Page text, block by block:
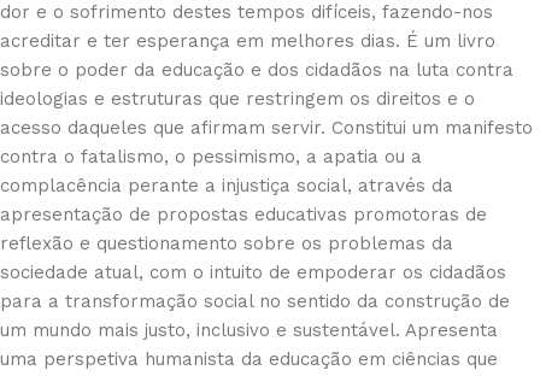
dor e o sofrimento destes tempos difíceis, fazendo-nos
acreditar e ter esperança em melhores dias. É um livro
sobre o poder da educação e dos cidadãos na luta contra
ideologias e estruturas que restringem os direitos e o
acesso daqueles que afirmam servir. Constitui um manifesto
contra o fatalismo, o pessimismo, a apatia ou a
complacência perante a injustiça social, através da
apresentação de propostas educativas promotoras de
reflexão e questionamento sobre os problemas da
sociedade atual, com o intuito de empoderar os cidadãos
para a transformação social no sentido da construção de
um mundo mais justo, inclusivo e sustentável. Apresenta
uma perspetiva humanista da educação em ciências que